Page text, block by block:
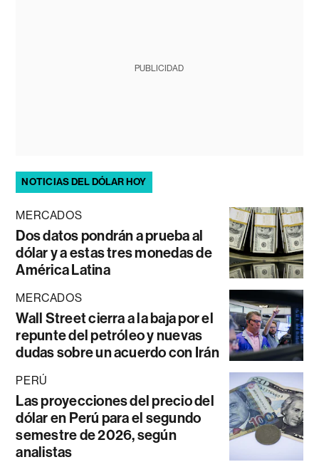
PUBLICIDAD
NOTICIAS DEL DÓLAR HOY
MERCADOS
Dos datos pondrán a prueba al
dólar y a estas tres monedas de
América Latina
MERCADOS
Wall Street cierra a la baja por el
repunte del petróleo y nuevas
dudas sobre un acuerdo con Irán
PERÚ
Las proyecciones del precio del
dólar en Perú para el segundo
semestre de 2026, según
analistas